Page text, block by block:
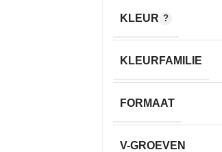
KLEUR
KLEURFAMILIE
FORMAAT
V-GROEVEN